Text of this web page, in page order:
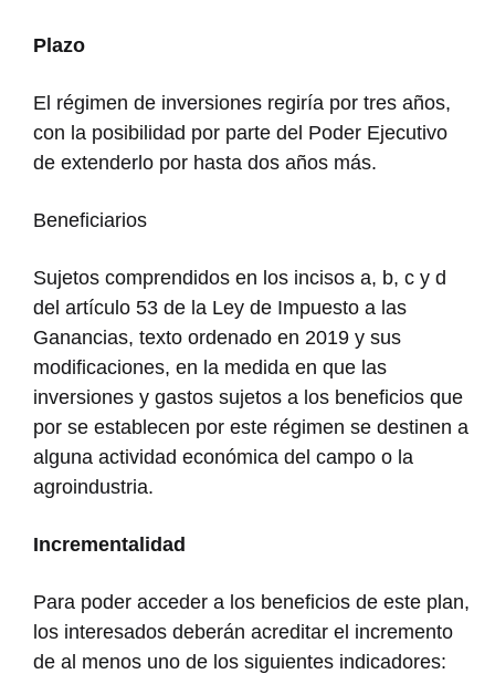
Plazo
El régimen de inversiones regiría por tres años,
con la posibilidad por parte del Poder Ejecutivo
de extenderlo por hasta dos años más.
Beneficiarios
Sujetos comprendidos en los incisos a, b, c y d
del artículo 53 de la Ley de Impuesto a las
Ganancias, texto ordenado en 2019 y sus
modificaciones, en la medida en que las
inversiones y gastos sujetos a los beneficios que
por se establecen por este régimen se destinen a
alguna actividad económica del campo o la
agroindustria.
Incrementalidad
Para poder acceder a los beneficios de este plan,
los interesados deberán acreditar el incremento
de al menos uno de los siguientes indicadores: